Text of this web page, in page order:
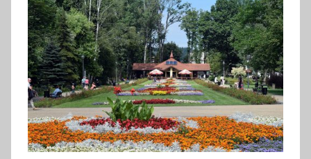
r
z
e
ś
n
i
a
2
0